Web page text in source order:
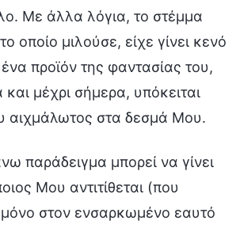
Με άλλα λόγια, το στέμμα
οποίο μιλούσε, είχε γίνει κενό
προϊόν της φαντασίας του,
και μέχρι σήμερα, υπόκειται
αιχμάλωτος στα δεσμά Μου.
παράδειγμα μπορεί να γίνει
Μου αντιτίθεται (που
μόνο στον ενσαρκωμένο εαυτό